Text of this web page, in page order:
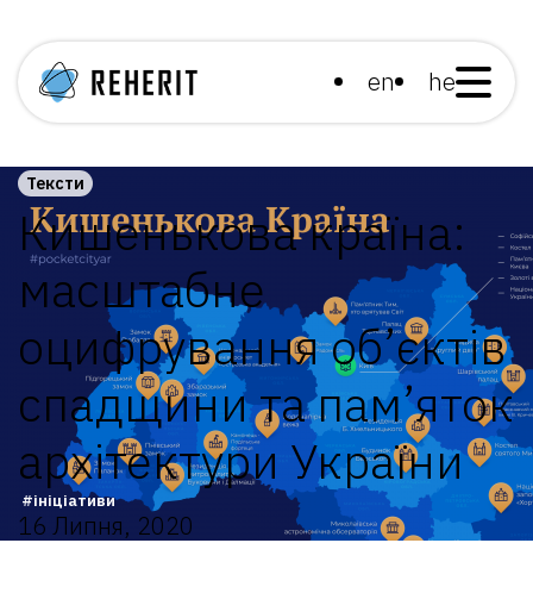
en he
Тексти
Кишенькова країна:
масштабне
оцифрування об’єктів
спадщини та пам’яток
архітектури України
ініціативи
16 Липня, 2020